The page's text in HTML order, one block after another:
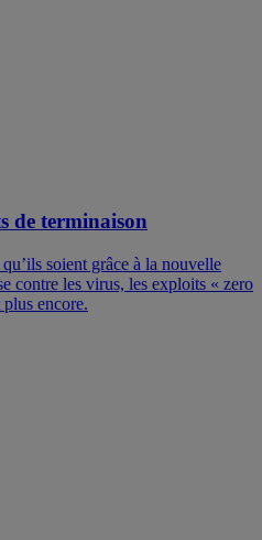
de terminaison
soient grâce à la nouvelle
contre les virus, les exploits « zero
encore.